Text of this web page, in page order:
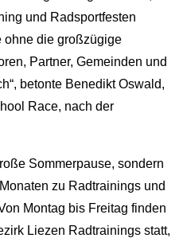
und Radsportfesten
ohne die großzügige
Partner, Gemeinden und
betonte Benedikt Oswald,
Race, nach der
Sommerpause, sondern
zu Radtrainings und
Montag bis Freitag finden
Liezen Radtrainings statt,